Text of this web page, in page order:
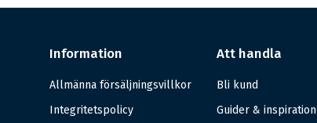
Information
Allmänna försäljningsvillkor
Integritetspolicy
Att handla
Bli kund
Guider & inspiration